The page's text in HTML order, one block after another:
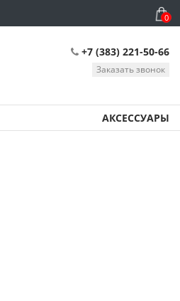
0
+7 (383) 221-50-66
Заказать звонок
АКСЕССУАРЫ